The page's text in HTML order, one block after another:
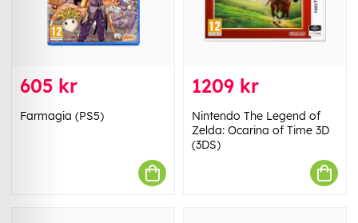
605 kr
Farmagia (PS5)
1209 kr
Nintendo The Legend of
Zelda: Ocarina of Time 3D
(3DS)